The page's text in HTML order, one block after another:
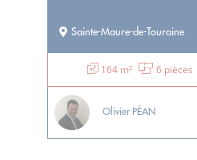
Sainte-Maure-de-Touraine
164 m² 6 pièces
Olivier PÉAN